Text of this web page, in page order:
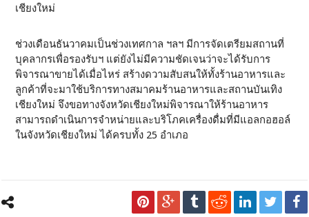
เชียงใหม่
ช่วงเดือนธันวาคมเป็นช่วงเทศกาล ฯลฯ มีการจัดเตรียมสถานที่
บุคลากรเพื่อรองรับฯ แต่ยังไม่มีความชัดเจนว่าจะได้รับการ
พิจารณาขายได้เมื่อไหร่ สร้างดวามสับสนให้ทั้งร้านอาหารและ
ลูกค้าที่จะมาใช้บริการทางสมาคมร้านอาหารและสถานบันเทิง
เชียงใหม่ จึงขอทางจังหวัดเชียงใหม่พิจารณาให้ร้านอาหาร
สามารถดำเนินการจำหน่ายและบริโภคเครื่องดื่มที่มีแอลกอฮอล์
ในจังหวัดเชียงใหม่ ได้ครบทั้ง 25 อำเภอ